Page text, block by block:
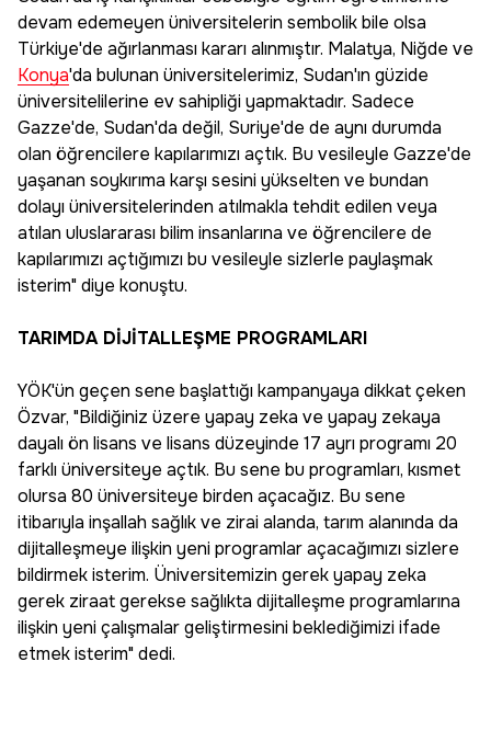
devam edemeyen üniversitelerin sembolik bile olsa
Türkiye'de ağırlanması kararı alınmıştır. Malatya, Niğde ve
Konya'da bulunan üniversitelerimiz, Sudan'ın güzide
üniversitelilerine ev sahipliği yapmaktadır. Sadece
Gazze'de, Sudan'da değil, Suriye'de de aynı durumda
olan öğrencilere kapılarımızı açtık. Bu vesileyle Gazze'de
yaşanan soykırıma karşı sesini yükselten ve bundan
dolayı üniversitelerinden atılmakla tehdit edilen veya
atılan uluslararası bilim insanlarına ve öğrencilere de
kapılarımızı açtığımızı bu vesileyle sizlerle paylaşmak
isterim" diye konuştu.
TARIMDA DİJİTALLEŞME PROGRAMLARI
YÖK'ün geçen sene başlattığı kampanyaya dikkat çeken
Özvar, "Bildiğiniz üzere yapay zeka ve yapay zekaya
dayalı ön lisans ve lisans düzeyinde 17 ayrı programı 20
farklı üniversiteye açtık. Bu sene bu programları, kısmet
olursa 80 üniversiteye birden açacağız. Bu sene
itibarıyla inşallah sağlık ve zirai alanda, tarım alanında da
dijitalleşmeye ilişkin yeni programlar açacağımızı sizlere
bildirmek isterim. Üniversitemizin gerek yapay zeka
gerek ziraat gerekse sağlıkta dijitalleşme programlarına
ilişkin yeni çalışmalar geliştirmesini beklediğimizi ifade
etmek isterim" dedi.